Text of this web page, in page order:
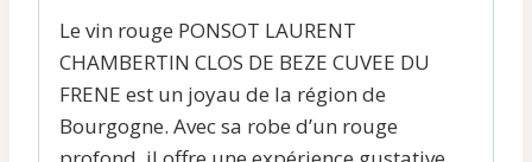
Le vin rouge PONSOT LAURENT
CHAMBERTIN CLOS DE BEZE CUVEE DU
FRENE est un joyau de la région de
Bourgogne. Avec sa robe d’un rouge